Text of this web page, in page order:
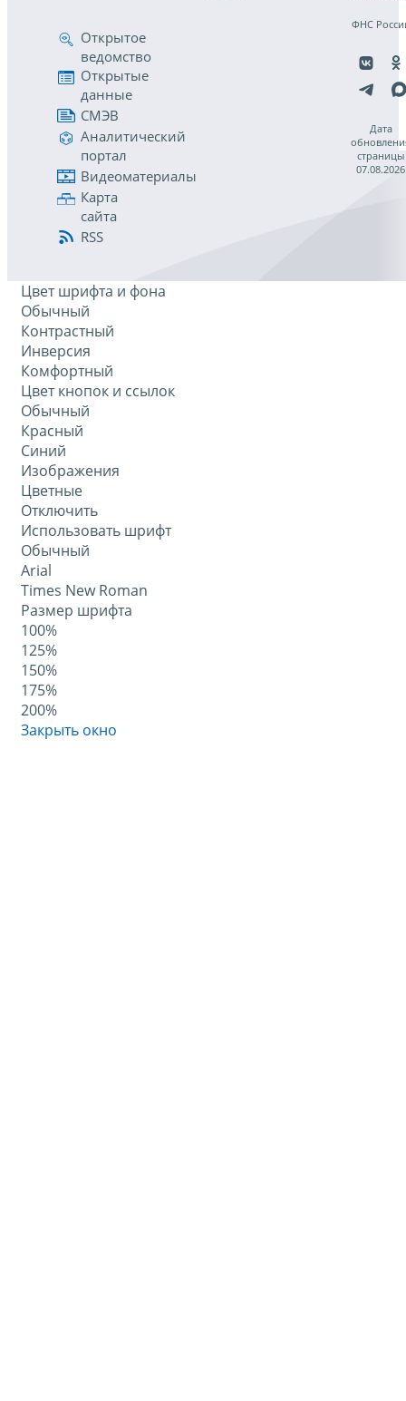
Открытое
ведомство
Открытые
данные
СМЭВ
Аналитический
портал
Видеоматериалы
Карта
сайта
RSS
ФНС
Дата
страницы
07.08.2026
Цвет шрифта и фона
Обычный
Контрастный
Инверсия
Комфортный
Цвет кнопок и ссылок
Обычный
Красный
Синий
Изображения
Цветные
Отключить
Использовать шрифт
Обычный
Arial
Times New Roman
Размер шрифта
100%
125%
150%
175%
200%
Закрыть окно